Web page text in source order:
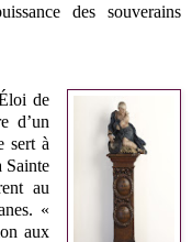
des souverains
de
d’un
sert à
Sainte
au
«
aux